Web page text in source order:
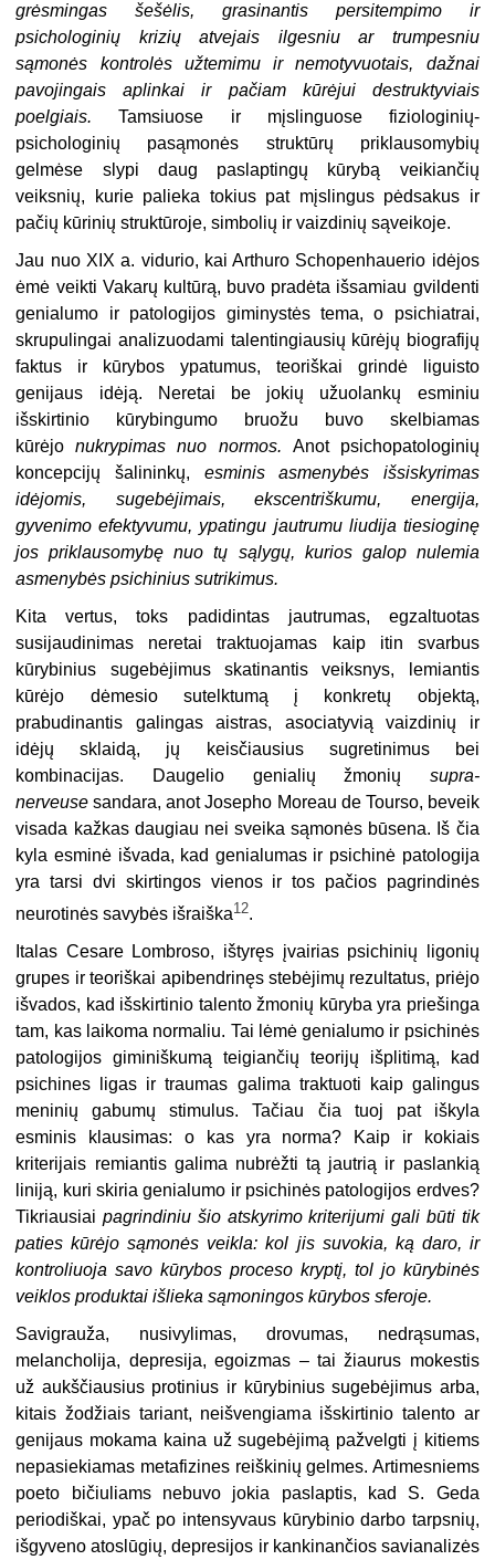
grėsmingas šešėlis, grasinantis persitempimo ir
psichologinių krizių atvejais ilgesniu ar trumpesniu
sąmonės kontrolės užtemimu ir nemotyvuotais, dažnai
pavojingais aplinkai ir pačiam kūrėjui destruktyviais
poelgiais.Tamsiuose ir mįslinguose fiziologinių-
psichologinių pasąmonės struktūrų priklausomybių
gelmėse slypi daug paslaptingų kūrybą veikiančių
veiksnių, kurie palieka tokius pat mįslingus pėdsakus ir
pačių kūrinių struktūroje, simbolių ir vaizdinių sąveikoje.
Jau nuo XIX a. vidurio, kai Arthuro Schopenhauerio idėjos
ėmė veikti Vakarų kultūrą, buvo pradėta išsamiau gvildenti
genialumo ir patologijos giminystės tema, o psichiatrai,
skrupulingai analizuodami talentingiausių kūrėjų biografijų
faktus ir kūrybos ypatumus, teoriškai grindė liguisto
genijaus idėją. Neretai be jokių užuolankų esminiu
išskirtinio kūrybingumo bruožu buvo skelbiamas
kūrėjonukrypimas nuo normos. Anot psichopatologinių
koncepcijų šalininkų, esminis asmenybės išsiskyrimas
idėjomis, sugebėjimais, ekscentriškumu, energija,
gyvenimo efektyvumu, ypatingu jautrumu liudija tiesioginę
jos priklausomybę nuo tų sąlygų, kurios galop nulemia
asmenybės psichinius sutrikimus.
Kita vertus, toks padidintas jautrumas, egzaltuotas
susijaudinimas neretai traktuojamas kaip itin svarbus
kūrybinius sugebėjimus skatinantis veiksnys, lemiantis
kūrėjo dėmesio sutelktumą į konkretų objektą,
prabudinantis galingas aistras, asociatyvią vaizdinių ir
idėjų sklaidą, jų keisčiausius sugretinimus bei
kombinacijas. Daugelio genialių žmonių supra-
nerveuse sandara, anot Josepho Moreau de Tourso, beveik
visada kažkas daugiau nei sveika sąmonės būsena. Iš čia
kyla esminė išvada, kad genialumas ir psichinė patologija
yra tarsi dvi skirtingos vienos ir tos pačios pagrindinės
neurotinės savybės išraiška12.
Italas Cesare Lombroso, ištyręs įvairias psichinių ligonių
grupes ir teoriškai apibendrinęs stebėjimų rezultatus, priėjo
išvados, kad išskirtinio talento žmonių kūryba yra priešinga
tam, kas laikoma normaliu. Tai lėmė genialumo ir psichinės
patologijos giminiškumą teigiančių teorijų išplitimą, kad
psichines ligas ir traumas galima traktuoti kaip galingus
meninių gabumų stimulus. Tačiau čia tuoj pat iškyla
esminis klausimas: o kas yra norma? Kaip ir kokiais
kriterijais remiantis galima nubrėžti tą jautrią ir paslankią
liniją, kuri skiria genialumo ir psichinės patologijos erdves?
Tikriausiaipagrindiniu šio atskyrimo kriterijumi gali būti tik
paties kūrėjo sąmonės veikla: kol jis suvokia, ką daro, ir
kontroliuoja savo kūrybos proceso kryptį, tol jo kūrybinės
veiklos produktai išlieka sąmoningos kūrybos sferoje.
Savigrauža, nusivylimas, drovumas, nedrąsumas,
melancholija, depresija, egoizmas – tai žiaurus mokestis
už aukščiausius protinius ir kūrybinius sugebėjimus arba,
kitais žodžiais tariant, neišvengiama išskirtinio talento ar
genijaus mokama kaina už sugebėjimą pažvelgti į kitiems
nepasiekiamas metafizines reiškinių gelmes. Artimesniems
poeto bičiuliams nebuvo jokia paslaptis, kad S. Geda
periodiškai, ypač po intensyvaus kūrybinio darbo tarpsnių,
išgyveno atoslūgių, depresijos ir kankinančios savianalizės